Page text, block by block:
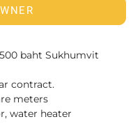
baht Sukhumvit
contract.
meters
water heater